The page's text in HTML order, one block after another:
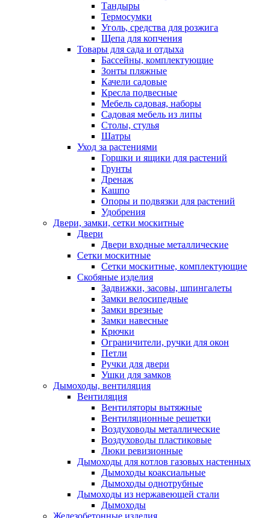
Тандыры
Термосумки
Уголь, средства для розжига
Щепа для копчения
Товары для сада и отдыха
Бассейны, комплектующие
Зонты пляжные
Качели садовые
Кресла подвесные
Мебель садовая, наборы
Садовая мебель из липы
Столы, стулья
Шатры
Уход за растениями
Горшки и ящики для растений
Грунты
Дренаж
Кашпо
Опоры и подвязки для растений
Удобрения
Двери, замки, сетки москитные
Двери
Двери входные металлические
Сетки москитные
Сетки москитные, комплектующие
Скобяные изделия
Задвижки, засовы, шпингалеты
Замки велосипедные
Замки врезные
Замки навесные
Крючки
Ограничители, ручки для окон
Петли
Ручки для двери
Ушки для замков
Дымоходы, вентиляция
Вентиляция
Вентиляторы вытяжные
Вентиляционные решетки
Воздуховоды металлические
Воздуховоды пластиковые
Люки ревизионные
Дымоходы для котлов газовых настенных
Дымоходы коаксиальные
Дымоходы однотрубные
Дымоходы из нержавеющей стали
Дымоходы
Железобетонные изделия